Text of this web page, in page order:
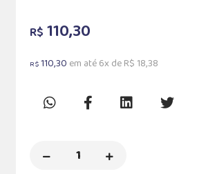
R$ 110,30
R$110,30 em até 6x de R$ 18,38